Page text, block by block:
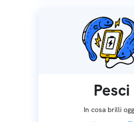
Pesci
In cosa brilli